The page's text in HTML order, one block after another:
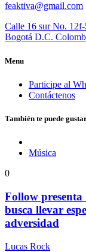
feaktiva@gmail.com
Calle 16 sur No.
Bogotá D.C.
Menu
Participe al
Contáctenos
También te puede
Música
0
Follow
busca llevar
adversidad
Lucas Rock